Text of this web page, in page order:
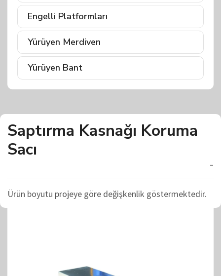
Engelli Platformları
Yürüyen Merdiven
Yürüyen Bant
Saptırma Kasnağı Koruma
Sacı
-
Ürün boyutu projeye göre değişkenlik göstermektedir.